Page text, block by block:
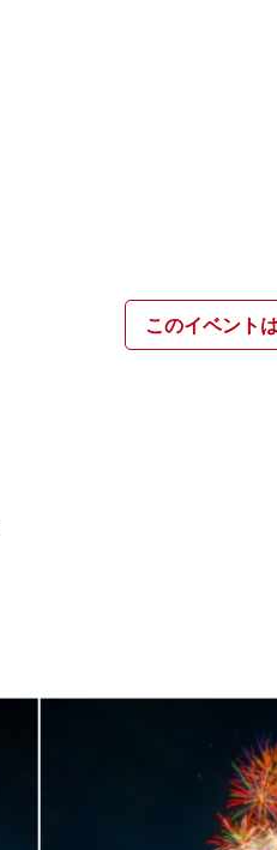
このイベント